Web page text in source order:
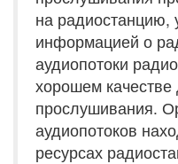
на радиостанцию,
информацией о
аудиопотоки
хорошем качестве
прослушивания.
аудиопотоков
ресурсах